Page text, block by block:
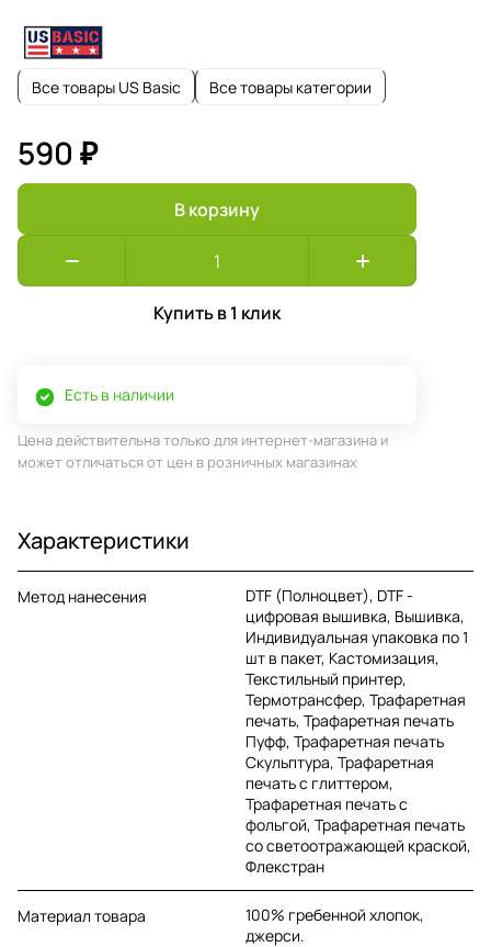
Все товары US Basic Все товары категории
590 ₽
В корзину
Купить в 1 клик
Есть в наличии
Цена действительна только для интернет-магазина и
может отличаться от цен в розничных магазинах
Характеристики
Метод нанесения
DTF (Полноцвет), DTF -
цифровая вышивка, Вышивка,
Индивидуальная упаковка по 1
шт в пакет, Кастомизация,
Текстильный принтер,
Термотрансфер, Трафаретная
печать, Трафаретная печать
Пуфф, Трафаретная печать
Скульптура, Трафаретная
печать с глиттером,
Трафаретная печать с
фольгой, Трафаретная печать
со светоотражающей краской,
Флекстран
Материал товара
100% гребенной хлопок,
джерси.